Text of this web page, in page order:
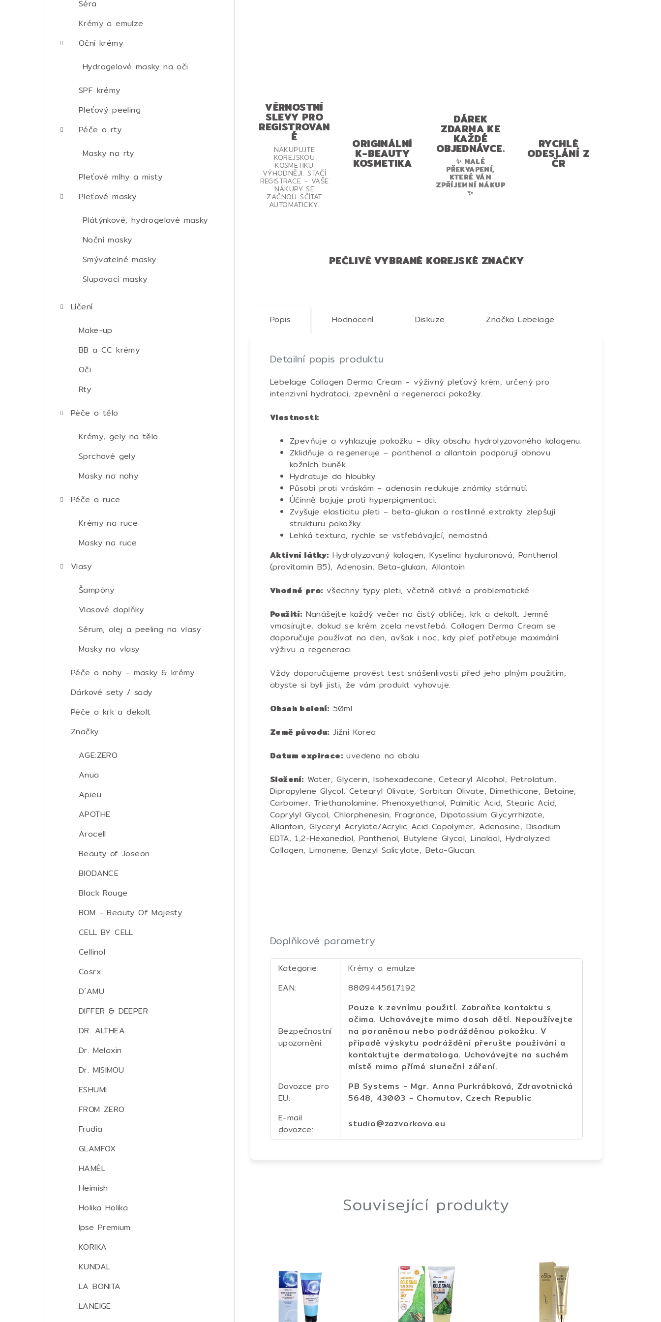
Séra
Krémy a emulze
Oční krémy
Hydrogelové masky na oči
SPF krémy
Pleťový peeling
Péče o rty
Masky na rty
Pleťové mlhy a misty
Pleťové masky
Plátýnkové, hydrogelové masky
Noční masky
Smývatelné masky
Slupovací masky
Líčení
Make-up
BB a CC krémy
Oči
Rty
Péče o tělo
Krémy, gely na tělo
Sprchové gely
Masky na nohy
Péče o ruce
Krémy na ruce
Masky na ruce
Vlasy
Šampóny
Vlasové doplňky
Sérum, olej a peeling na vlasy
Masky na vlasy
Péče o nohy – masky & krémy
Dárkové sety / sady
Péče o krk a dekolt
Značky
AGE:ZERO
Anua
Apieu
APOTHE
Arocell
Beauty of Joseon
BIODANCE
Black Rouge
BOM - Beauty Of Majesty
CELL BY CELL
Cellinol
Cosrx
D´AMU
DIFFER & DEEPER
DR. ALTHEA
Dr. Melaxin
Dr. MISIMOU
ESHUMI
FROM ZERO
Frudia
GLAMFOX
HAMÉL
Heimish
Holika Holika
Ipse Premium
KORIKA
KUNDAL
LA BONITA
LANEIGE
VĚRNOSTNÍ
SLEVY PRO
REGISTROVAN
É
NAKUPUJTE
KOREJSKOU
KOSMETIKU
VÝHODNĚJI. STAČÍ
REGISTRACE - VAŠE
NÁKUPY SE
ZAČNOU SČÍTAT
AUTOMATICKY.
ORIGINÁLNÍ
K-BEAUTY
KOSMETIKA
DÁREK
ZDARMA KE
KAŽDÉ
OBJEDNÁVCE.
✨ MALÉ
PŘEKVAPENÍ,
KTERÉ VÁM
ZPŘÍJEMNÍ NÁKUP
✨
RYCHLÉ
ODESLÁNÍ Z
ČR
PEČLIVĚ VYBRANÉ KOREJSKÉ ZNAČKY
Popis Hodnocení Diskuze Značka Lebelage
Detailní popis produktu
Lebelage Collagen Derma Cream - výživný pleťový krém, určený pro
intenzivní hydrataci, zpevnění a regeneraci pokožky.
Vlastnosti:
Zpevňuje a vyhlazuje pokožku – díky obsahu hydrolyzovaného kolagenu.
Zklidňuje a regeneruje – panthenol a allantoin podporují obnovu
kožních buněk.
Hydratuje do hloubky.
Působí proti vráskám – adenosin redukuje známky stárnutí.
Účinně bojuje proti hyperpigmentaci.
Zvyšuje elasticitu pleti – beta-glukan a rostlinné extrakty zlepšují
strukturu pokožky.
Lehká textura, rychle se vstřebávající, nemastná.
Aktivní látky: Hydrolyzovaný kolagen, Kyselina hyaluronová, Panthenol
(provitamin B5), Adenosin, Beta-glukan, Allantoin
Vhodné pro: všechny typy pleti, včetně citlivé a problematické
Použití: Nanášejte každý večer na čistý obličej, krk a dekolt. Jemně
vmasírujte, dokud se krém zcela nevstřebá.Collagen Derma Cream se
doporučuje používat na den, avšak i noc, kdy pleť potřebuje maximální
výživu a regeneraci.
Vždy doporučujeme provést test snášenlivosti před jeho plným použitím,
abyste si byli jisti, že vám produkt vyhovuje.
Obsah balení: 50ml
Země původu: Jižní Korea
Datum expirace: uvedeno na obalu
Složení: Water, Glycerin, Isohexadecane, Cetearyl Alcohol, Petrolatum,
Dipropylene Glycol, Cetearyl Olivate, Sorbitan Olivate, Dimethicone, Betaine,
Carbomer, Triethanolamine, Phenoxyethanol, Palmitic Acid, Stearic Acid,
Caprylyl Glycol, Chlorphenesin, Fragrance, Dipotassium Glycyrrhizate,
Allantoin, Glyceryl Acrylate/Acrylic Acid Copolymer, Adenosine, Disodium
EDTA, 1,2-Hexanediol, Panthenol, Butylene Glycol, Linalool, Hydrolyzed
Collagen, Limonene, Benzyl Salicylate, Beta-Glucan.
Doplňkové parametry
Kategorie:
Krémy a emulze
EAN: 8809445617192
Bezpečnostní
upozornění:
Pouze k zevnímu použití. Zabraňte kontaktu s
očima. Uchovávejte mimo dosah dětí. Nepoužívejte
na poraněnou nebo podrážděnou pokožku. V
případě výskytu podráždění přerušte používání a
kontaktujte dermatologa. Uchovávejte na suchém
místě mimo přímé sluneční záření.
Dovozce pro
EU:
PB Systems - Mgr. Anna Purkrábková, Zdravotnická
5648, 43003 - Chomutov, Czech Republic
E-mail
dovozce: studio@zazvorkova.eu
Související produkty